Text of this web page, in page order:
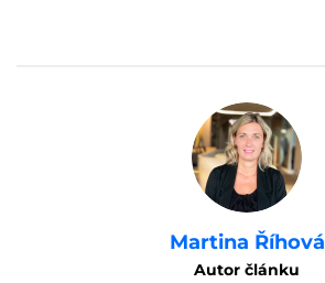
Martina Říhová
Autor článku